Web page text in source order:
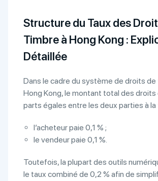
Structure du Taux des
Timbre à Hong Kong :
Détaillée
Dans le cadre du système de droits
Hong Kong, le montant total des droits
parts égales entre les deux parties à la
l’acheteur paie 0,1 % ;
le vendeur paie 0,1 %.
Toutefois, la plupart des outils
le taux combiné de 0,2 % afin de